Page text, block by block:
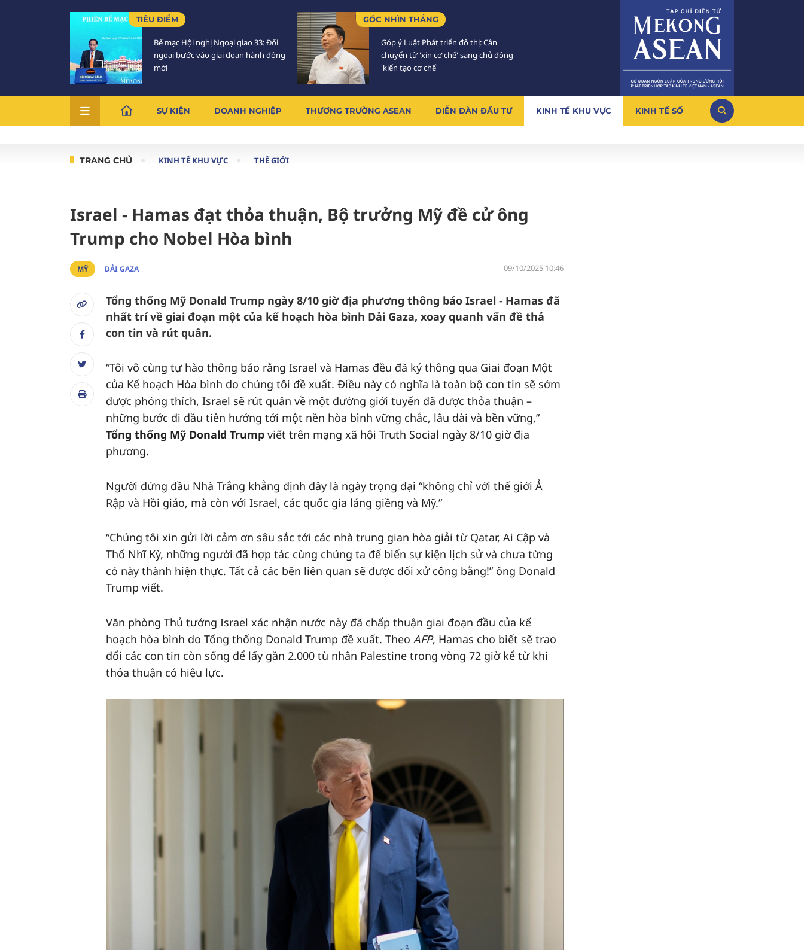
TIÊU ĐIỂM
Bế mạc Hội nghị Ngoại giao 33: Đối
ngoại bước vào giai đoạn hành động
mới
GÓC NHÌN THẲNG
Góp ý Luật Phát triển đô thị: Cần
chuyển từ 'xin cơ chế' sang chủ động
'kiến tạo cơ chế'
SỰ KIỆN DOANH NGHIỆP THƯƠNG TRƯỜNG ASEAN DIỄN ĐÀN ĐẦU TƯ KINH TẾ KHU VỰC KINH TẾ SỐ
TRANG CHỦ KINH TẾ KHU VỰC THẾ GIỚI
Israel - Hamas đạt thỏa thuận, Bộ trưởng Mỹ đề cử ông
Trump cho Nobel Hòa bình
MỸ DẢI GAZA 09/10/2025 10:46
Tổng thống Mỹ Donald Trump ngày 8/10 giờ địa phương thông báo Israel - Hamas đã
nhất trí về giai đoạn một của kế hoạch hòa bình Dải Gaza, xoay quanh vấn đề thả
con tin và rút quân.
“Tôi vô cùng tự hào thông báo rằng Israel và Hamas đều đã ký thông qua Giai đoạn Một
của Kế hoạch Hòa bình do chúng tôi đề xuất. Điều này có nghĩa là toàn bộ con tin sẽ sớm
được phóng thích, Israel sẽ rút quân về một đường giới tuyến đã được thỏa thuận –
những bước đi đầu tiên hướng tới một nền hòa bình vững chắc, lâu dài và bền vững,”
Tổng thống Mỹ Donald Trump viết trên mạng xã hội Truth Social ngày 8/10 giờ địa
phương.
Người đứng đầu Nhà Trắng khẳng định đây là ngày trọng đại “không chỉ với thế giới Ả
Rập và Hồi giáo, mà còn với Israel, các quốc gia láng giềng và Mỹ.”
“Chúng tôi xin gửi lời cảm ơn sâu sắc tới các nhà trung gian hòa giải từ Qatar, Ai Cập và
Thổ Nhĩ Kỳ, những người đã hợp tác cùng chúng ta để biến sự kiện lịch sử và chưa từng
có này thành hiện thực. Tất cả các bên liên quan sẽ được đối xử công bằng!” ông Donald
Trump viết.
Văn phòng Thủ tướng Israel xác nhận nước này đã chấp thuận giai đoạn đầu của kế
hoạch hòa bình do Tổng thống Donald Trump đề xuất. Theo AFP, Hamas cho biết sẽ trao
đổi các con tin còn sống để lấy gần 2.000 tù nhân Palestine trong vòng 72 giờ kể từ khi
thỏa thuận có hiệu lực.